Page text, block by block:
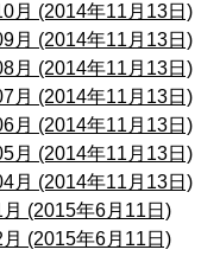
月 (2014年11月13日)
月 (2014年11月13日)
月 (2014年11月13日)
月 (2014年11月13日)
月 (2014年11月13日)
月 (2014年11月13日)
月 (2014年11月13日)
(2015年6月11日)
(2015年6月11日)